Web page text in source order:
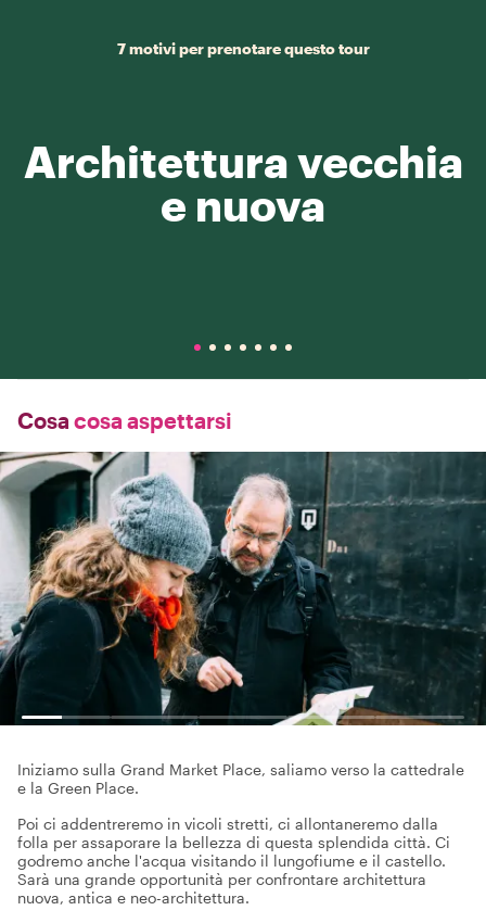
7 motivi per prenotare questo tour
Architettura vecchia
e nuova
Cosa cosa aspettarsi
Iniziamo sulla Grand Market Place, saliamo verso la cattedrale
e la Green Place.
Poi ci addentreremo in vicoli stretti, ci allontaneremo dalla
folla per assaporare la bellezza di questa splendida città. Ci
godremo anche l'acqua visitando il lungofiume e il castello.
Sarà una grande opportunità per confrontare architettura
nuova, antica e neo-architettura.